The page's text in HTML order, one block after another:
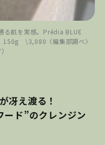
通る肌を実感。Prédia BLUE
150g \3,080〈編集部調べ〉
冴え渡る！
ード”のクレンジン